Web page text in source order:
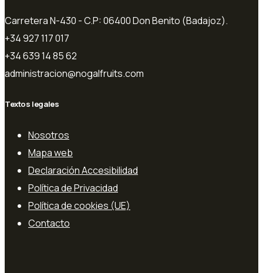
Carretera N-430 - C.P: 06400 Don Benito (Badajoz).
+34 927 117 017
+34 639 14 85 62
administracion@nogalfruits.com
Textos legales
Nosotros
Mapa web
Declaración Accesibilidad
Política de Privacidad
Política de cookies (UE)
Contacto